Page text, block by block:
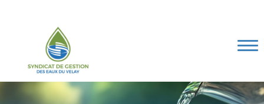
Le SGEV
Les compétences
Marchés publics